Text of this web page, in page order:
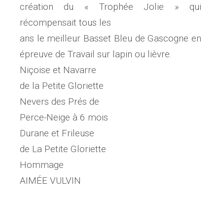
création du « Trophée Jolie » qui
récompensait tous les
ans le meilleur Basset Bleu de Gascogne en
épreuve de Travail sur lapin ou lièvre.
Niçoise et Navarre
de la Petite Gloriette
Nevers des Prés de
Perce-Neige à 6 mois
Durane et Frileuse
de La Petite Gloriette
Hommage
AIMÉE VULVIN